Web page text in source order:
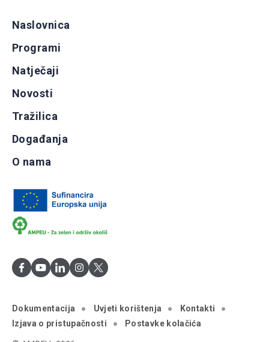
Naslovnica
Programi
Natječaji
Novosti
Tražilica
Događanja
O nama
Dokumentacija Uvjeti korištenja
Kontakti
Izjava o pristupačnosti
Postavke kolačića